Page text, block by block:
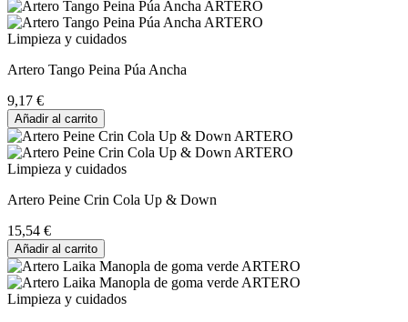
Limpieza y cuidados
Artero Tango Peina Púa Ancha
9,17 €
Añadir al carrito
Limpieza y cuidados
Artero Peine Crin Cola Up & Down
15,54 €
Añadir al carrito
Limpieza y cuidados